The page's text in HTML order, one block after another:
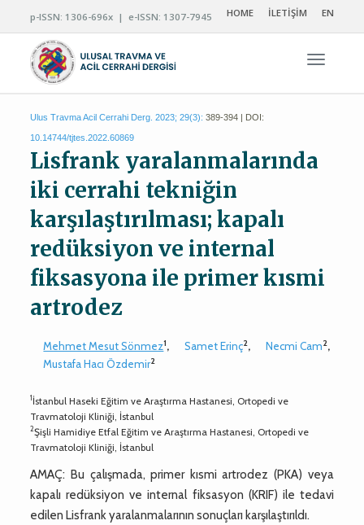
p-ISSN: 1306-696x | e-ISSN: 1307-7945 HOME İLETİŞİM EN
Ulus Travma Acil Cerrahi Derg. 2023; 29(3): 389-394 | DOI:
10.14744/tjtes.2022.60869
Lisfrank yaralanmalarında
iki cerrahi tekniğin
karşılaştırılması; kapalı
redüksiyon ve internal
fiksasyona ile primer kısmi
artrodez
Mehmet Mesut Sönmez1, Samet Erinç2, Necmi Cam2,
Mustafa Hacı Özdemir2
1İstanbul Haseki Eğitim ve Araştırma Hastanesi, Ortopedi ve
Travmatoloji Kliniği, İstanbul
2Şişli Hamidiye Etfal Eğitim ve Araştırma Hastanesi, Ortopedi ve
Travmatoloji Kliniği, İstanbul
AMAÇ: Bu çalışmada, primer kısmi artrodez (PKA) veya
kapalı redüksiyon ve internal fiksasyon (KRIF) ile tedavi
edilen Lisfrank yaralanmalarının sonuçları karşılaştırıldı.